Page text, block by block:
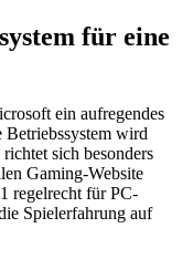
für eine
ein aufregendes
wird
sich besonders
Gaming-Website
regelrecht für PC-
Spielerfahrung auf